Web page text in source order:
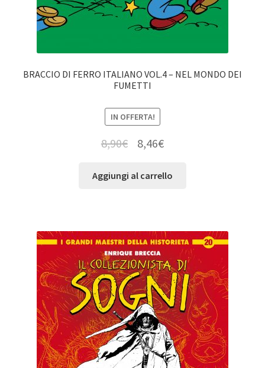
BRACCIO DI FERRO ITALIANO VOL.4 – NEL MONDO DEI
FUMETTI
IN OFFERTA!
8,90€ 8,46€
Aggiungi al carrello